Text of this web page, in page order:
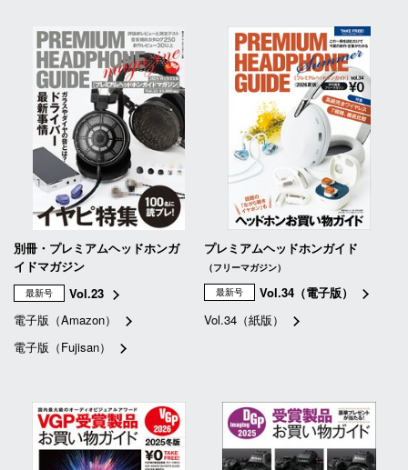
別冊・プレミアムヘッドホンガ
イドマガジン
最新号
Vol.23
電子版（Amazon）
電子版（Fujisan）
プレミアムヘッドホンガイド
（フリーマガジン）
最新号
Vol.34（電子版）
Vol.34（紙版）